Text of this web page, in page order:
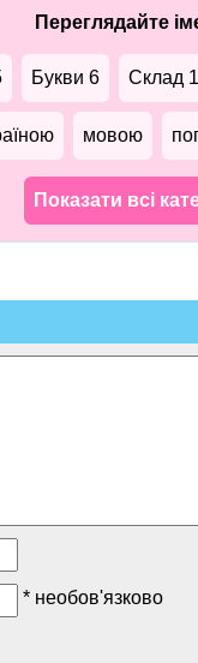
Переглядайте
Букви 6 Склад 1
мовою
Показати всі
* необов'язково